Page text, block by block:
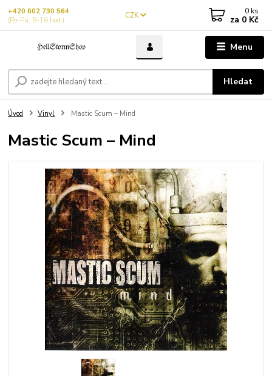
Menu
CZK
Hledat
+420 602 730 564
(Po-Pá, 8-16 hod.)
0 ks
za 0 Kč
Úvod Vinyl Mastic Scum – Mind
Mastic Scum – Mind